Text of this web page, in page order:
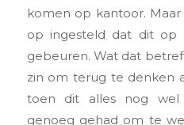
komen op kantoor.
op ingesteld dat dit op
gebeuren. Wat dat
zin om terug te denken
toen dit alles nog
genoeg gehad om te